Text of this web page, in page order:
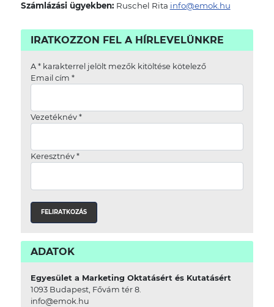
Számlázási ügyekben: Ruschel Rita info@emok.hu
IRATKOZZON FEL A HÍRLEVELÜNKRE
A *karakterrel jelölt mezők kitöltése kötelező
Email cím *
Vezetéknév *
Keresztnév *
ADATOK
Egyesület a Marketing Oktatásért és Kutatásért
1093 Budapest, Fővám tér 8.
info@emok.hu